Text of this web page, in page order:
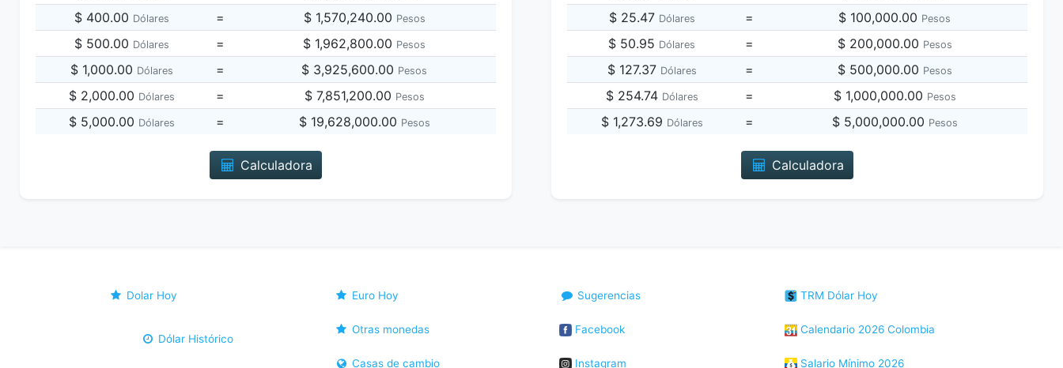
$ 400.00 Dólares = $ 1,570,240.00 Pesos
$ 500.00 Dólares = $ 1,962,800.00 Pesos
$ 1,000.00 Dólares = $ 3,925,600.00 Pesos
$ 2,000.00 Dólares = $ 7,851,200.00 Pesos
$ 5,000.00 Dólares = $ 19,628,000.00 Pesos
Calculadora
$ 25.47 Dólares = $ 100,000.00 Pesos
$ 50.95 Dólares = $ 200,000.00 Pesos
$ 127.37 Dólares = $ 500,000.00 Pesos
$ 254.74 Dólares = $ 1,000,000.00 Pesos
$ 1,273.69 Dólares = $ 5,000,000.00 Pesos
Calculadora
Dolar Hoy
Dólar Histórico
Euro Hoy
Otras monedas
Casas de cambio
Sugerencias
Facebook
Instagram
TRM Dólar Hoy
Calendario 2026 Colombia
Salario Mínimo 2026